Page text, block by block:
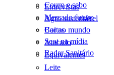
Entrevistas
Agro sustentável
Cartas
Scot na mídia
Radar Sanitário
Couro e sebo
Mercado futuro
Boi no mundo
Atacado
Equivalentes
Leite